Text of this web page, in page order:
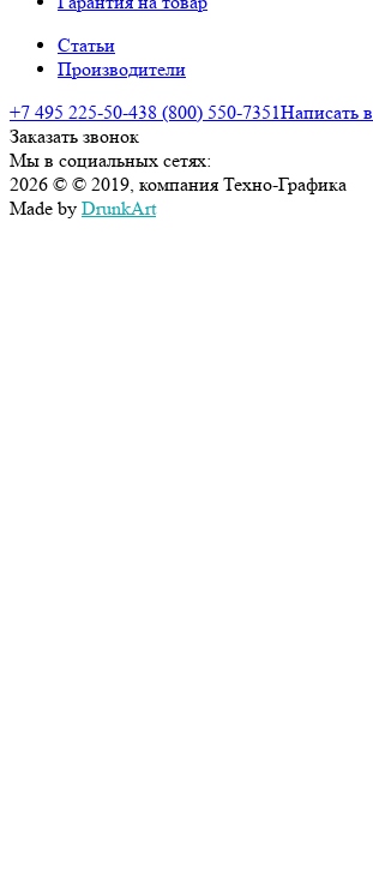
Статьи
Производители
+7 495 225-50-438 (800) 550-7351Написать в
Заказать звонок
Мы в социальных сетях:
2026 © © 2019, компания Техно-Графика
Made by DrunkArt